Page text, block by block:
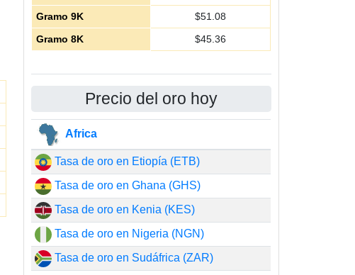
Gramo 9K
$51.08
Gramo 8K
$45.36
Precio del oro hoy
Africa
Tasa de oro en Etiopía (ETB)
Tasa de oro en Ghana (GHS)
Tasa de oro en Kenia (KES)
Tasa de oro en Nigeria (NGN)
Tasa de oro en Sudáfrica (ZAR)